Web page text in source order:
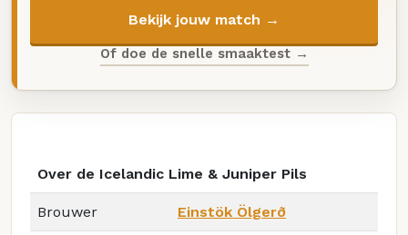
Bekijk jouw match →
Of doe de snelle smaaktest →
Over de Icelandic Lime & Juniper Pils
Brouwer Einstök Ölgerð